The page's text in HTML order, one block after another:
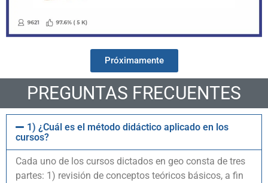
Próximamente
PREGUNTAS FRECUENTES
1) ¿Cuál es el método didáctico aplicado en los
cursos?
Cada uno de los cursos dictados en geo consta de tres
partes: 1) revisión de conceptos teóricos básicos, a fin